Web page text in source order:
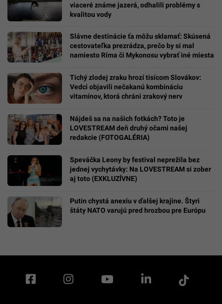
viaceré známe jazerá, odhalili problémy s
kvalitou vody
Slávne destinácie ťa môžu sklamať: Skúsená
cestovateľka prezrádza, prečo by si mal
namiesto Ríma či Mykonosu vybrať iné miesta
Tichý zlodej zraku hrozí tisícom Slovákov:
Vedci objavili nečakanú kombináciu
vitamínov, ktorá chráni zrakový nerv
Nájdeš sa na našich fotkách? Toto je
LOVESTREAM deň druhý očami našej
redakcie (FOTOGALÉRIA)
Speváčka Leony by festival neprežila bez
jednej vychytávky: Na LOVESTREAM si zober
aj toto (EXKLUZÍVNE)
Putin chystá anexiu v ďalšej krajine. Štyri
štáty NATO varujú pred hrozbou pre Európu